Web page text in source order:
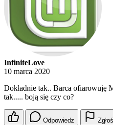
InfiniteLove
10 marca 2020
Dokładnie tak.. Barca ofiarowuję
tak..... boją się czy co?
Odpowiedz Zgłoś